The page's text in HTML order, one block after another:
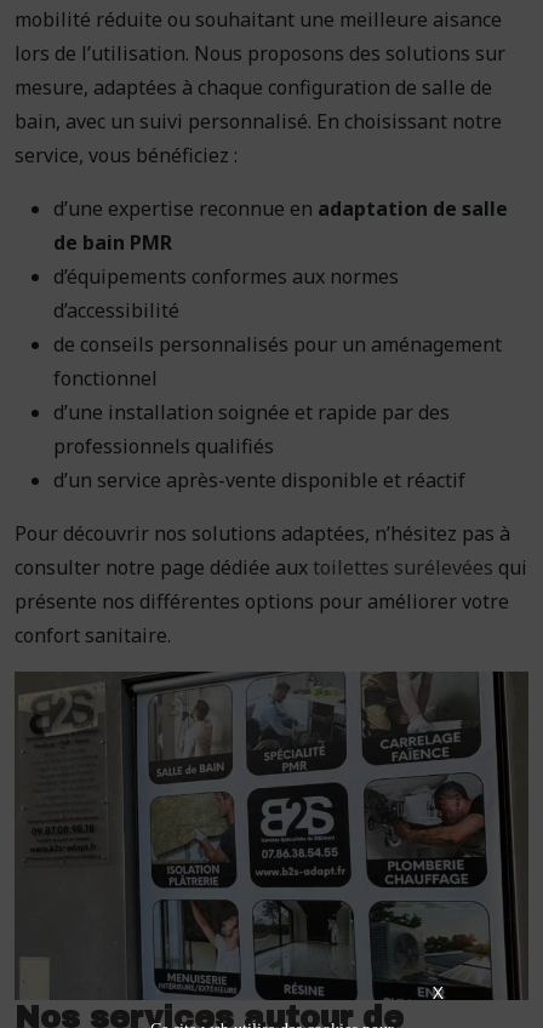
mobilité réduite ou souhaitant une meilleure aisance
lors de l’utilisation. Nous proposons des solutions sur
mesure, adaptées à chaque configuration de salle de
bain, avec un suivi personnalisé. En choisissant notre
service, vous bénéficiez :
d’une expertise reconnue en adaptation de salle
de bain PMR
d’équipements conformes aux normes
d’accessibilité
de conseils personnalisés pour un aménagement
fonctionnel
d’une installation soignée et rapide par des
professionnels qualifiés
d’un service après-vente disponible et réactif
Pour découvrir nos solutions adaptées, n’hésitez pas à
consulter notre page dédiée aux toilettes surélevées qui
présente nos différentes options pour améliorer votre
confort sanitaire.
Nos services autour de
X